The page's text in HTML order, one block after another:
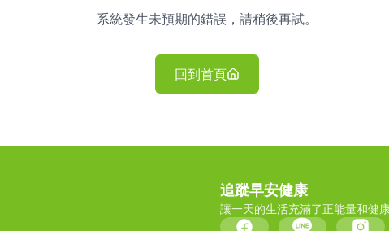
系統發生未預期的錯誤，請稍後再試。
回到首頁
追蹤早安健康
讓一天的生活充滿了正能量和健